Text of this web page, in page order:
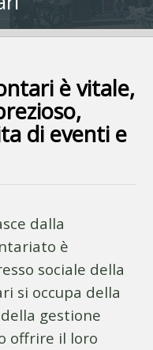
è vitale,
di eventi e
dalla
è
sociale della
si occupa della
gestione
offrire il loro